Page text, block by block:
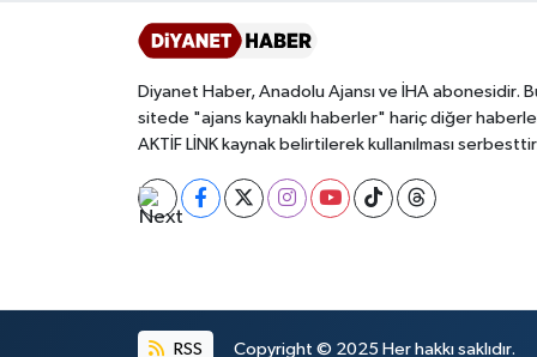
Diyanet Haber, Anadolu Ajansı ve İHA abonesidir.
sitede "ajans kaynaklı haberler" hariç diğer
AKTİF LİNK kaynak belirtilerek kullanılması
RSS Copyright © 2025 Her hakkı saklıdır.
Manisa Müftülüğü
Mardin Müftülüğü